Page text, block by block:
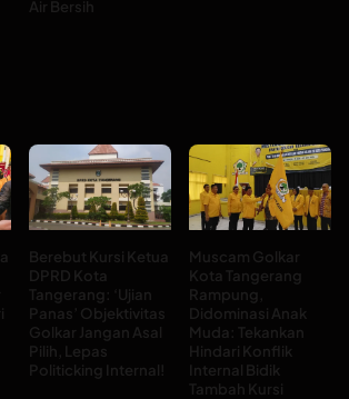
Air Bersih
Berebut Kursi Ketua
DPRD Kota
Tangerang: ‘Ujian
Panas’ Objektivitas
Golkar Jangan Asal
Pilih, Lepas
Politicking Internal!
Muscam Golkar
Kota Tangerang
Rampung,
Didominasi Anak
Muda: Tekankan
Hindari Konflik
Internal Bidik
Tambah Kursi